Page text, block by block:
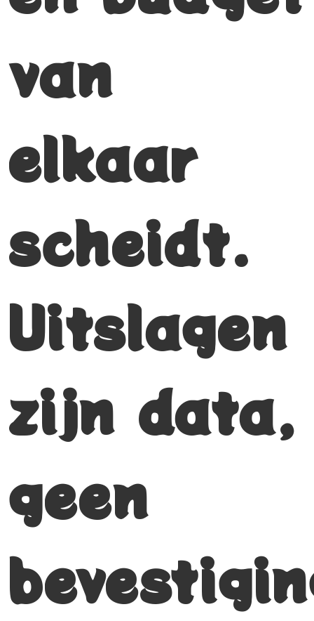
van
elkaar
scheidt.
Uitslagen
zijn data,
geen